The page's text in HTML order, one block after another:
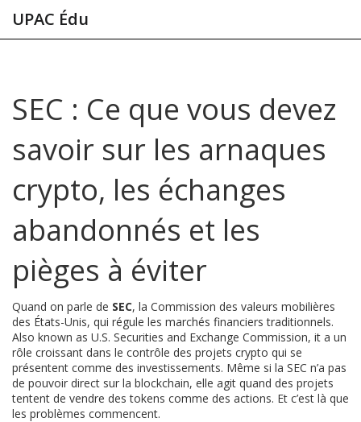
UPAC Édu
SEC : Ce que vous devez
savoir sur les arnaques
crypto, les échanges
abandonnés et les
pièges à éviter
Quand on parle de SEC, la Commission des valeurs mobilières
des États-Unis, qui régule les marchés financiers traditionnels.
Also known as U.S. Securities and Exchange Commission, it a un
rôle croissant dans le contrôle des projets crypto qui se
présentent comme des investissements. Même si la SEC n’a pas
de pouvoir direct sur la blockchain, elle agit quand des projets
tentent de vendre des tokens comme des actions. Et c’est là que
les problèmes commencent.